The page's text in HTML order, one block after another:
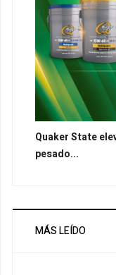
Quaker State
pesado...
MÁS LEÍDO